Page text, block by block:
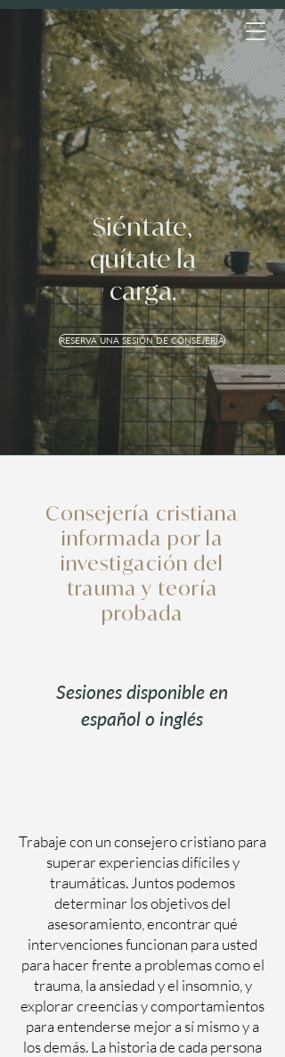
Siéntate,
quítate la
carga.
RESERVA UNA SESIÓN DE CONSEJERÍA
Consejería cristiana
informada por la
investigación del
trauma y teoría
probada
Sesiones disponible en
español o inglés
Trabaje con un consejero cristiano para
superar experiencias difíciles y
traumáticas. Juntos podemos
determinar los objetivos del
asesoramiento, encontrar qué
intervenciones funcionan para usted
para hacer frente a problemas como el
trauma, la ansiedad y el insomnio, y
explorar creencias y comportamientos
para entenderse mejor a sí mismo y a
los demás. La historia de cada persona